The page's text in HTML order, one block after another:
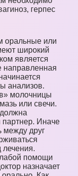
герпес
оральные или
широкий
является
направленная
анализов.
молочницы
или свечи.
партнер. Иначе
между друг
лечения.
помощи
назначает